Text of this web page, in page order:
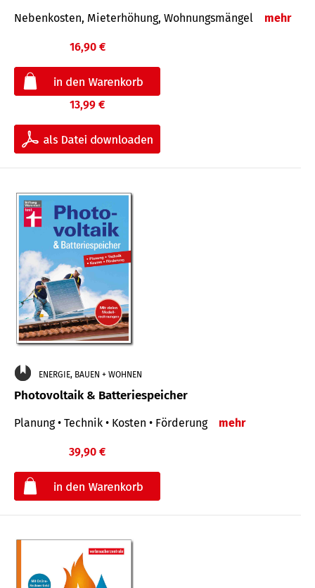
Nebenkosten, Mieterhöhung, Wohnungsmängel mehr
16,90 €
13,99 €
ENERGIE, BAUEN + WOHNEN
Photovoltaik & Batteriespeicher
Planung • Technik • Kosten • Förderung mehr
39,90 €